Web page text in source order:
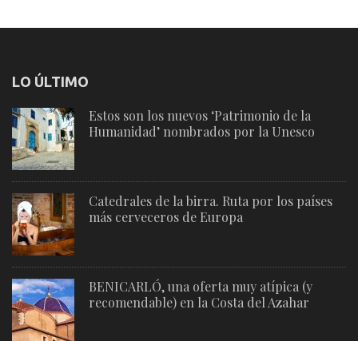
LO ÚLTIMO
Estos son los nuevos ‘Patrimonio de la
Humanidad’ nombrados por la Unesco
Catedrales de la birra. Ruta por los países
más cerveceros de Europa
BENICARLÓ, una oferta muy atípica (y
recomendable) en la Costa del Azahar